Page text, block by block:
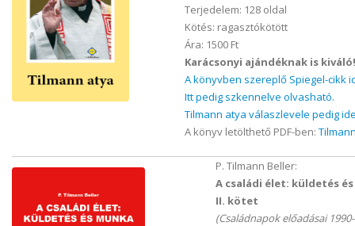
Terjedelem: 128 oldal
Kötés: ragasztókötött
Ára: 1500 Ft
Karácsonyi ajándéknak is kiváló!
A könyvben szereplő Spiegel-cikk
Itt pedig szkennelve olvasható.
Tilmann atya válaszlevele pedig
A könyv letölthető PDF-ben:
P. Tilmann Beller:
A családi élet: küldetés
II. kötet
(Családnapok előadásai